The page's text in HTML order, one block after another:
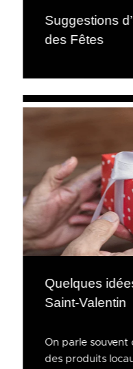
Suggestions
des Fêtes
Quelques
Saint-Valentin
On parle souvent
des produits